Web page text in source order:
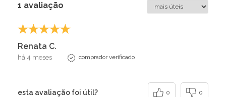
1 avaliação
Renata C.
há 4 meses comprador verificado
esta avaliação foi útil? 0 0